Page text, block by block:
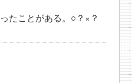
たことがある。○？×？